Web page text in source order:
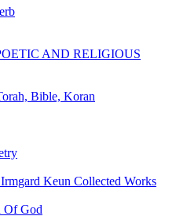
AND RELIGIOUS
Bible, Koran
Keun Collected Works
Of God